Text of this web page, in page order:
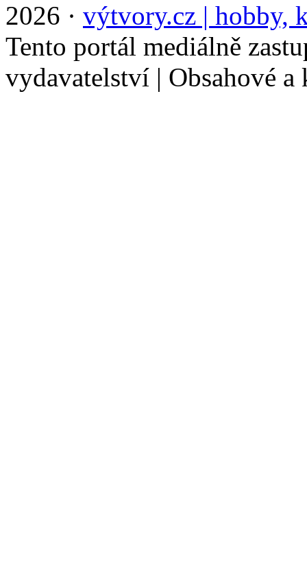
2026 · výtvory.cz | hobby,
Tento portál mediálně
vydavatelství | Obsahové